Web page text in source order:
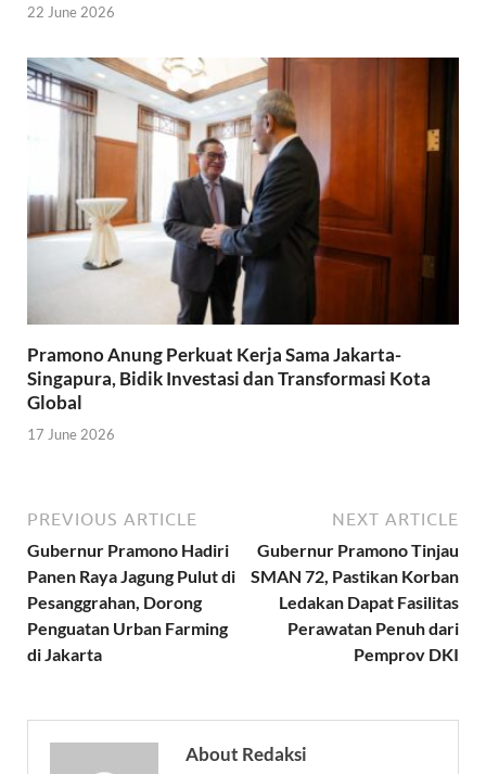
22 June 2026
Pramono Anung Perkuat Kerja Sama Jakarta-
Singapura, Bidik Investasi dan Transformasi Kota
Global
17 June 2026
PREVIOUS ARTICLE
Gubernur Pramono Hadiri
Panen Raya Jagung Pulut di
Pesanggrahan, Dorong
Penguatan Urban Farming
di Jakarta
NEXT ARTICLE
Gubernur Pramono Tinjau
SMAN 72, Pastikan Korban
Ledakan Dapat Fasilitas
Perawatan Penuh dari
Pemprov DKI
About Redaksi